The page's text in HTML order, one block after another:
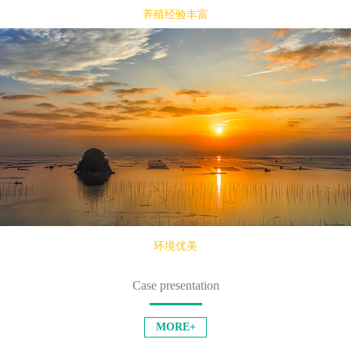
养殖经验丰富
环境优美
Case presentation
MORE+